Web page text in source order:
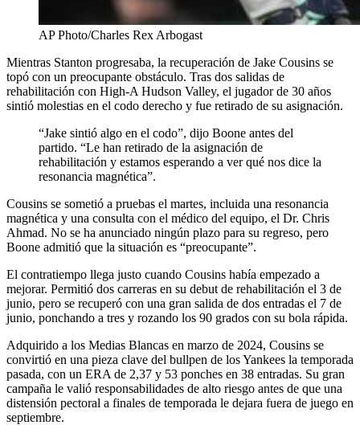
AP Photo/Charles Rex Arbogast
Mientras Stanton progresaba, la recuperación de Jake Cousins se
topó con un preocupante obstáculo. Tras dos salidas de
rehabilitación con High-A Hudson Valley, el jugador de 30 años
sintió molestias en el codo derecho y fue retirado de su asignación.
“Jake sintió algo en el codo”, dijo Boone antes del
partido. “Le han retirado de la asignación de
rehabilitación y estamos esperando a ver qué nos dice la
resonancia magnética”.
Cousins se sometió a pruebas el martes, incluida una resonancia
magnética y una consulta con el médico del equipo, el Dr. Chris
Ahmad. No se ha anunciado ningún plazo para su regreso, pero
Boone admitió que la situación es “preocupante”.
El contratiempo llega justo cuando Cousins había empezado a
mejorar. Permitió dos carreras en su debut de rehabilitación el 3 de
junio, pero se recuperó con una gran salida de dos entradas el 7 de
junio, ponchando a tres y rozando los 90 grados con su bola rápida.
Adquirido a los Medias Blancas en marzo de 2024, Cousins se
convirtió en una pieza clave del bullpen de los Yankees la temporada
pasada, con un ERA de 2,37 y 53 ponches en 38 entradas. Su gran
campaña le valió responsabilidades de alto riesgo antes de que una
distensión pectoral a finales de temporada le dejara fuera de juego en
septiembre.